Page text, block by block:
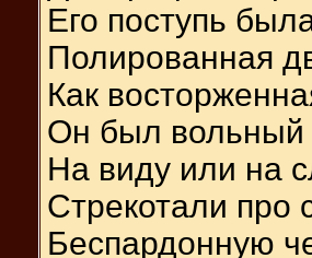
Его поступь
Полированная
Как
Он был вольный
На виду или на
Стрекотали про
Беспардонную